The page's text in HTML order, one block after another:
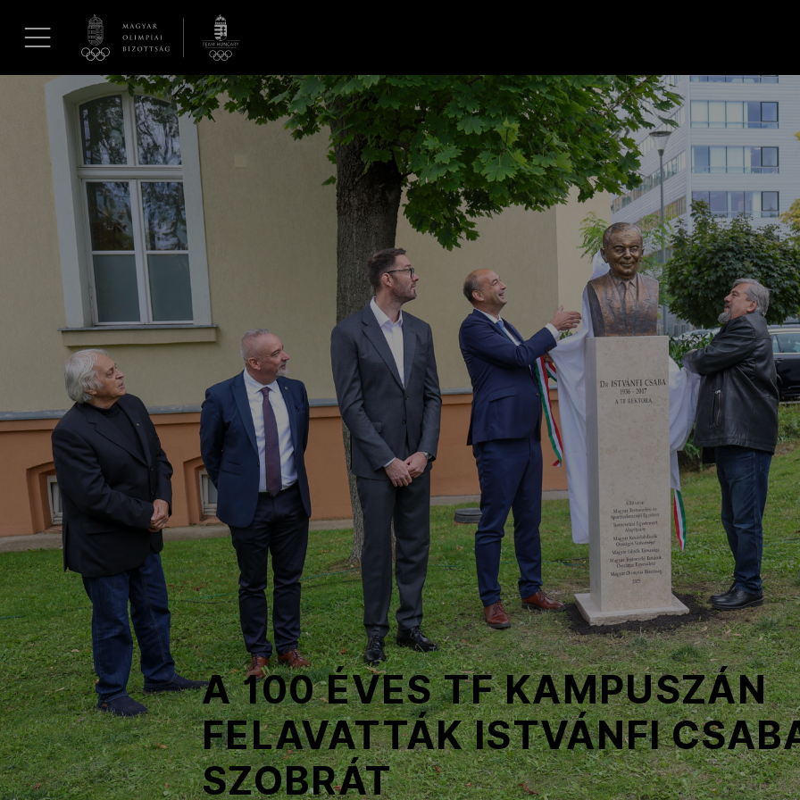
Hírek
Los Angeles 2028
MOB
Kettőskarrier-program
NOB
Társszervezetek
OVEP
Adatbank
A 100 ÉVES TF KAMPUSZÁN
FELAVATTÁK ISTVÁNFI
SZOBRÁT